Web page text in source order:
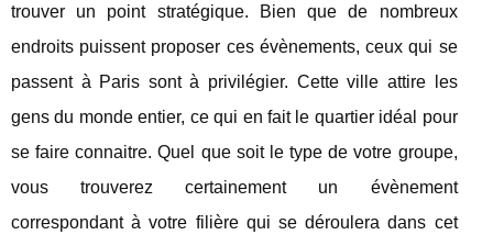
trouver un point stratégique. Bien que de nombreux
endroits puissent proposer ces évènements, ceux qui se
passent à Paris sont à privilégier. Cette ville attire les
gens du monde entier, ce qui en fait le quartier idéal pour
se faire connaitre. Quel que soit le type de votre groupe,
vous trouverez certainement un évènement
correspondant à votre filière qui se déroulera dans cet